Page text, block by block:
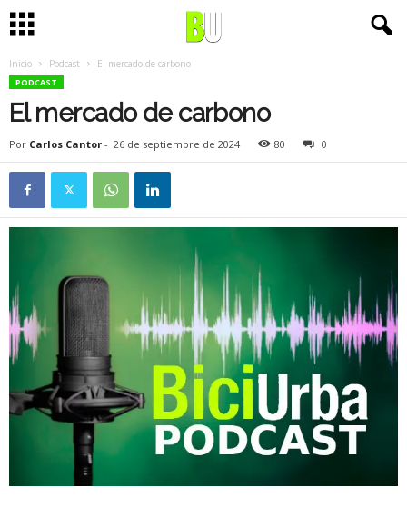
Inicio Podcast El mercado de carbono
PODCAST
El mercado de carbono
Por Carlos Cantor - 26 de septiembre de 2024 80 0